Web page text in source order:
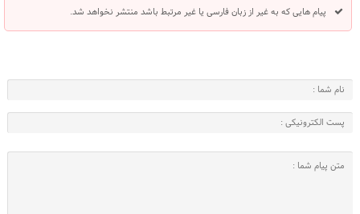
پیام هایی که به غیر از زبان فارسی یا غیر مرتبط باشد منتشر نخواهد شد.